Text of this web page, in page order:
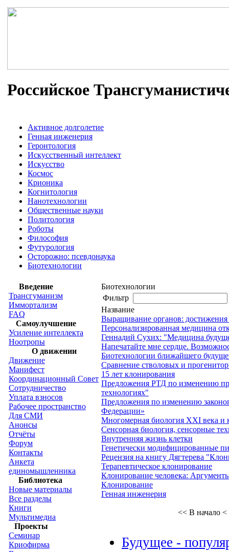
Российское
Активное долголетие
Генная инженерия
Геронтология
Искусственный интеллект
Искусство
Космос
Крионика
Когнитология
Нанотехнологии
Общественные науки
Политология
Роботы
Философия
Футурология
Осторожно: псевдонаука
Биотехнологии
Введение
Трансгуманизм
Иммортализм
FAQ
Самоулучшение
Усиление интеллекта
Ноотропы
О движении
Движение
Манифест
Координационный Совет
Сотрудничество
Уплата взносов
Рабочее пространство
Для СМИ
Анонсы
Отчёты
Форум
Контакты
Анкета
единомышленника
Библиотека
Новые материалы
Все разделы
Книги
Мультимедиа
Проекты
Семинар
Криофирма
Биотехнологии
Фильтр
Название
Выращивание органов:
Персонализированная медицина
Геннадий Сухих: "Медицина
Напечатайте мне сердце.
Биотехнологии ближайшего
Сравнение стволовых и
15 лет клонирования
Предложения РТД по изменению
технологиях"
Предложения по изменению
Федерации»
Многомерная биология XXI века и
Сенсорная биология, сенсорные
Внутренняя жизнь клетки
Генетически модифицированные
Рецензия на книгу Дягтерева
Терапевтическое клонирование
Клонирование человека:
Клонирование
Генная инженерия
<< В начало <
Будущее -